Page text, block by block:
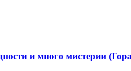
и много мистерии